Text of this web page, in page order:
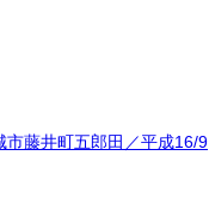
藤井町五郎田／平成16/9